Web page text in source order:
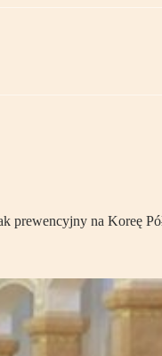
prewencyjny na Koreę